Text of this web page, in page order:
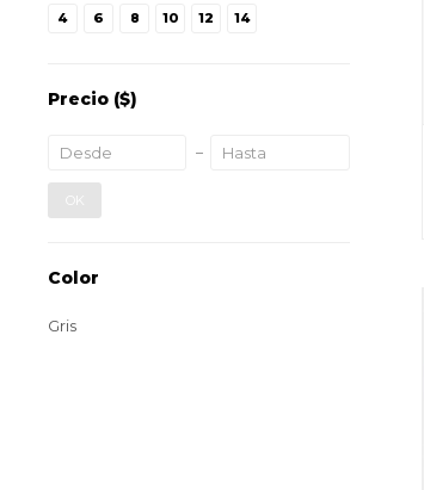
4 6 8 10 12 14
Precio ($)
OK
Color
Gris